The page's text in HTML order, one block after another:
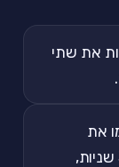
את שתי
את
הכתפיים לכיוון האוזניים, החזיקו 3 שניות,